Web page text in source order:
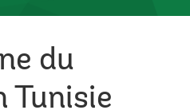
du
Tunisie